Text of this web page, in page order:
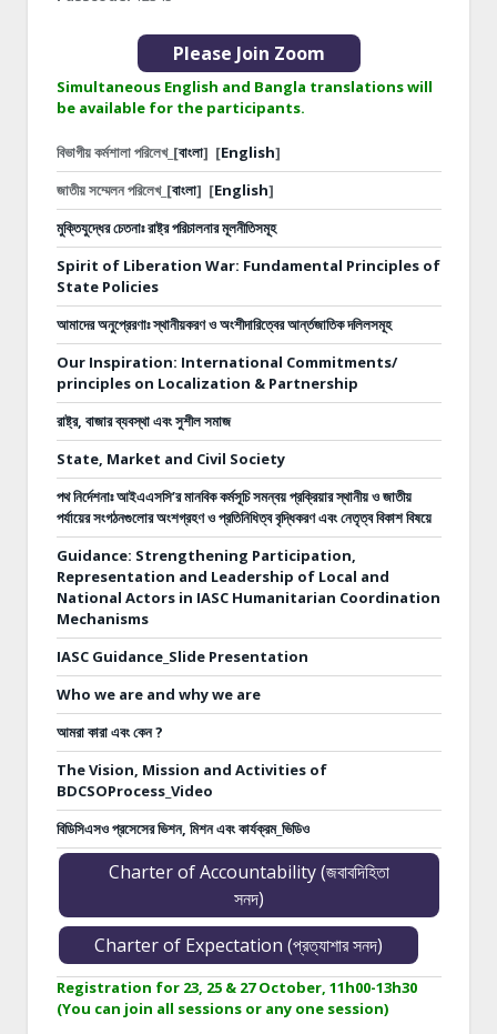
Please Join Zoom
Simultaneous English and Bangla translations will
be available for the participants.
বিভাগীয় কর্মশালা পরিলেখ_[বাংলা] [English]
জাতীয় সম্মেলন পরিলেখ_[বাংলা] [English]
মুক্তিযুদ্ধের চেতনাঃ রাষ্ট্র পরিচালনার মূলনীতিসমূহ
Spirit of Liberation War: Fundamental Principles of
State Policies
আমাদের অনুপ্রেরণাঃ স্থানীয়করণ ও অংশীদারিত্বের আর্ন্তজাতিক দলিলসমূহ
Our Inspiration: International Commitments/
principles on Localization & Partnership
রাষ্ট্র, বাজার ব্যবস্থা এবং সুশীল সমাজ
State, Market and Civil Society
পথ নির্দেশনাঃআইএএসসি’র মানবিক কর্মসূচি সমন্বয় প্রক্রিয়ার স্থানীয় ও জাতীয়
পর্যায়ের সংগঠনগুলোর অংশগ্রহণ ও প্রতিনিধিত্ব বৃদ্ধিকরণ এবং নেতৃত্ব বিকাশ বিষয়ে
Guidance: Strengthening Participation,
Representation and Leadership of Local and
National Actors in IASC Humanitarian Coordination
Mechanisms
IASC Guidance_Slide Presentation
Who we are and why we are
আমরা কারা এবং কেন ?
The Vision, Mission and Activities of
BDCSOProcess_Video
বিডিসিএসও প্রসেসের ভিশন, মিশন এবং কার্যক্রম_ভিডিও
Charter of Accountability (জবাবদিহিতা
সনদ)
Charter of Expectation (প্রত্যাশার সনদ)
Registration for 23, 25 & 27 October, 11h00-13h30
(You can join all sessions or any one session)